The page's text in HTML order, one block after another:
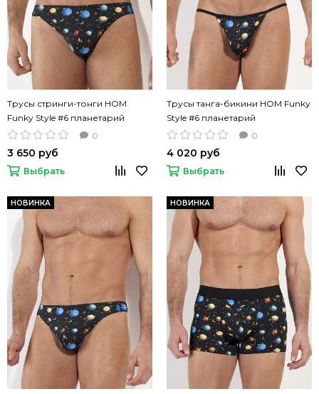
Трусы стринги-тонги HOM
Funky Style #6 планетарий
0
3 650 руб
Выбрать
Трусы танга-бикини HOM Funky
Style #6 планетарий
0
4 020 руб
Выбрать
НОВИНКА НОВИНКА